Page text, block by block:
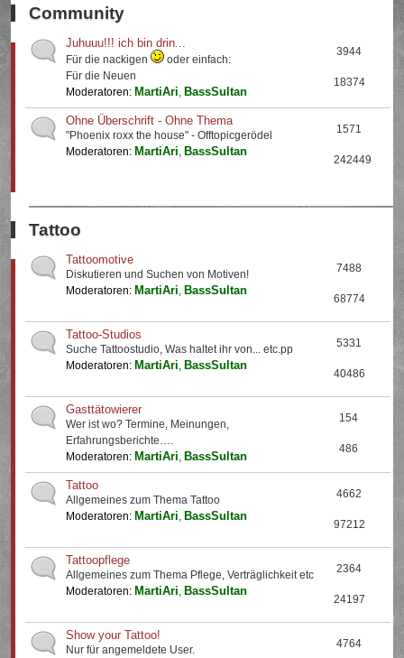
Community
Juhuuu!!! ich bin drin...
Für die nackigen
oder einfach:
Für die Neuen
Moderatoren: MartiAri, BassSultan
3944
18374
Ohne Überschrift - Ohne Thema
"Phoenix roxx the house" - Offtopicgerödel
Moderatoren: MartiAri, BassSultan
1571
242449
Tattoo
Tattoomotive
Diskutieren und Suchen von Motiven!
Moderatoren: MartiAri, BassSultan
7488
68774
Tattoo-Studios
Suche Tattoostudio, Was haltet ihr von... etc.pp
Moderatoren: MartiAri, BassSultan
5331
40486
Gasttätowierer
Wer ist wo? Termine, Meinungen,
Erfahrungsberichte….
Moderatoren: MartiAri, BassSultan
154
486
Tattoo
Allgemeines zum Thema Tattoo
Moderatoren: MartiAri, BassSultan
4662
97212
Tattoopflege
Allgemeines zum Thema Pflege, Verträglichkeit etc
Moderatoren: MartiAri, BassSultan
2364
24197
Show your Tattoo!
Nur für angemeldete User.
4764